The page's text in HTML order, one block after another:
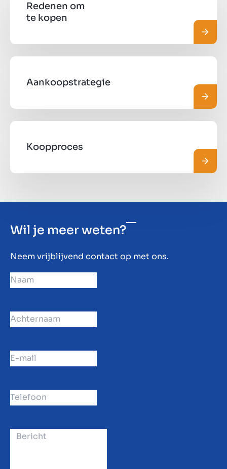
Redenen om
te kopen
Lees
Aankoopstrategie
Lees
Koopproces
Lees
Wil je meer weten?
Neem vrijblijvend contact op met ons.